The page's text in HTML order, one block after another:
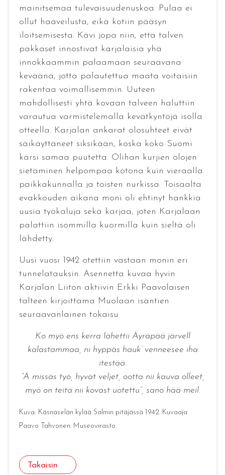
mainitsemaa tulevaisuudenuskoa. Pulaa ei
ollut haaveilusta, eikä kotiin pääsyn
iloitsemisesta. Kävi jopa niin, että talven
pakkaset innostivat karjalaisia yhä
innokkaammin palaamaan seuraavana
keväänä, jotta palautettua maata voitaisiin
rakentaa voimallisemmin. Uuteen
mahdollisesti yhtä kovaan talveen haluttiin
varautua varmistelemalla kevätkyntöjä isolla
otteella. Karjalan ankarat olosuhteet eivät
säikäyttäneet siksikään, koska koko Suomi
kärsi samaa puutetta. Olihan kurjien olojen
sietäminen helpompaa kotona kuin vieraalla
paikkakunnalla ja toisten nurkissa. Toisaalta
evakkouden aikana moni oli ehtinyt hankkia
uusia työkaluja sekä karjaa, joten Karjalaan
palattiin isommilla kuormilla kuin sieltä oli
lähdetty.
Uusi vuosi 1942 otettiin vastaan monin eri
tunnelatauksin. Asennetta kuvaa hyvin
Karjalan Liiton aktiivin Erkki Paavolaisen
talteen kirjoittama Muolaan isäntien
seuraavanlainen tokaisu
Ko myö ens kerra lähettii Äyräpää järvell
kalastammaa, ni hyppäs hauk’ venneesee iha
itestää.
”A missäs työ, hyvät veljet, ootta nii kauva olleet,
myö on teitä nii kovast uotettu”, sano hää meil.
Kuva: Käsnäselän kylää Salmin pitäjässä 1942. Kuvaaja
Paavo Tahvonen. Museovirasto.
Takaisin